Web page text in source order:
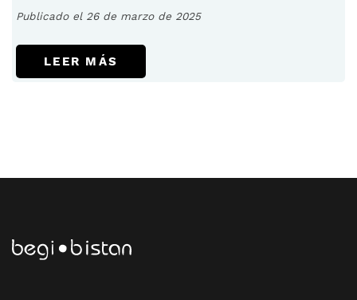
Publicado el 26 de marzo de 2025
LEER MÁS